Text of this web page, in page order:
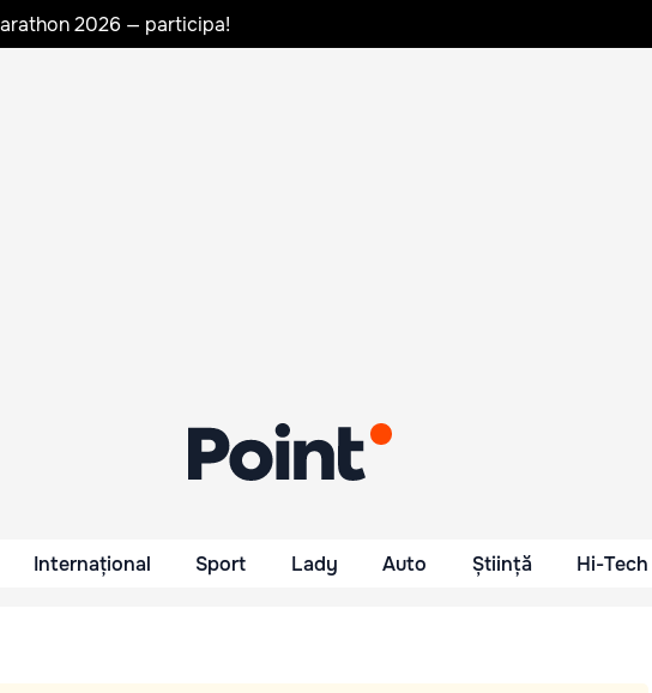
2026 — participa!
Internațional Sport Lady Auto Știință Hi-Tech